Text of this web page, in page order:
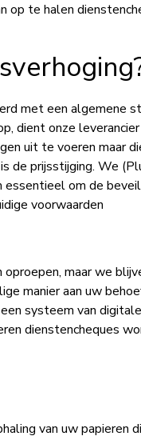
op te halen
met een algemene
dient onze
uit te voeren maar
de prijsstijging. We
om de
voorwaarden
maar we
manier aan uw
systeem van
dienstencheques
van uw papieren